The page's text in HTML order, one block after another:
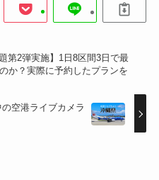
第2弾実施】1日8区間3日で最
か？実際に予約したプランを
空港ライブカメラ